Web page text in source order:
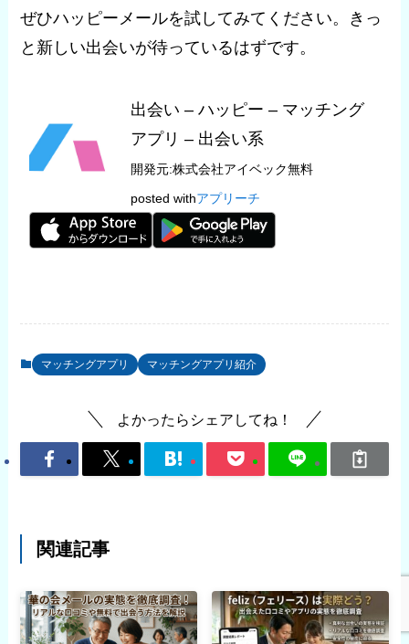
ぜひハッピーメールを試してみてください。きっ
と新しい出会いが待っているはずです。
出会い – ハッピー – マッチング
アプリ – 出会い系
開発元:株式会社アイベック無料
posted withアプリーチ
マッチングアプリ マッチングアプリ紹介
よかったらシェアしてね！
関連記事